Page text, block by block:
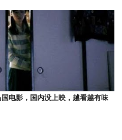
电影，国内没上映，越看越有味